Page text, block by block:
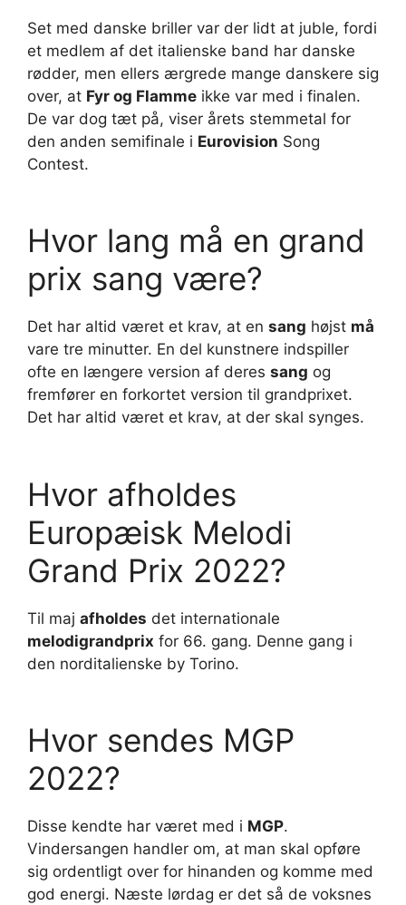
Set med danske briller var der lidt at juble, fordi
et medlem af det italienske band har danske
rødder, men ellers ærgrede mange danskere sig
over, at Fyr og Flamme ikke var med i finalen.
De var dog tæt på, viser årets stemmetal for
den anden semifinale i Eurovision Song
Contest.
Hvor lang må en grand
prix sang være?
Det har altid været et krav, at en sang højst må
vare tre minutter. En del kunstnere indspiller
ofte en længere version af deres sang og
fremfører en forkortet version til grandprixet.
Det har altid været et krav, at der skal synges.
Hvor afholdes
Europæisk Melodi
Grand Prix 2022?
Til maj afholdes det internationale
melodigrandprix for 66. gang. Denne gang i
den norditalienske by Torino.
Hvor sendes MGP
2022?
Disse kendte har været med i MGP.
Vindersangen handler om, at man skal opføre
sig ordentligt over for hinanden og komme med
god energi. Næste lørdag er det så de voksnes